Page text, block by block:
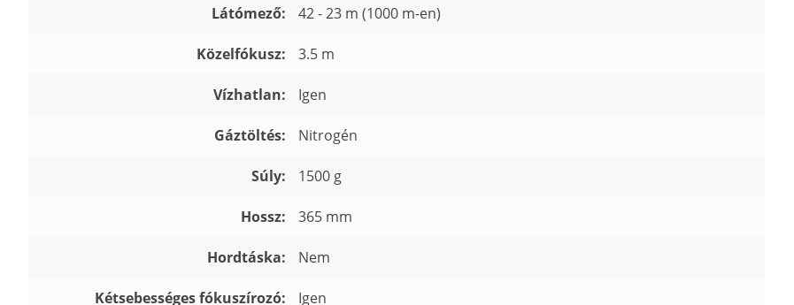
Látómező: 42 - 23 m (1000 m-en)
Közelfókusz: 3.5 m
Vízhatlan: Igen
Gáztöltés: Nitrogén
Súly: 1500 g
Hossz: 365 mm
Hordtáska: Nem
Kétsebességes fókuszírozó: Igen